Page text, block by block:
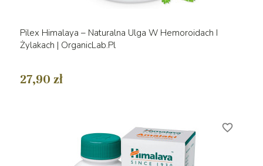
Pilex Himalaya – Naturalna Ulga W Hemoroidach I
Żylakach | OrganicLab.pl
27,90 zł
favorite_border